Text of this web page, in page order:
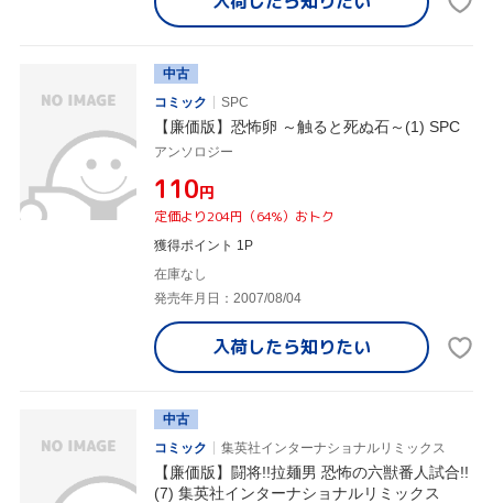
中古
コミック
SPC
【廉価版】恐怖卵 ～触ると死ぬ石～(1) SPC
アンソロジー
¥110円
定価より204円（64%）おトク
獲得ポイント 1P
在庫なし
発売年月日：2007/08/04
入荷したら知りたい
中古
コミック
集英社インターナショナルリミックス
【廉価版】闘将!!拉麺男 恐怖の六獣番人試合!!
(7) 集英社インターナショナルリミックス